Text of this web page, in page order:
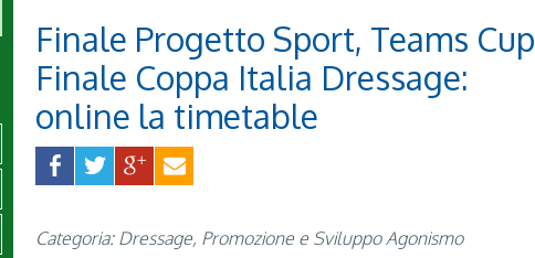
Finale Progetto Sport, Teams
Finale Coppa Italia Dressage:
online la timetable
Categoria: Dressage, Promozione e Sviluppo Agonismo